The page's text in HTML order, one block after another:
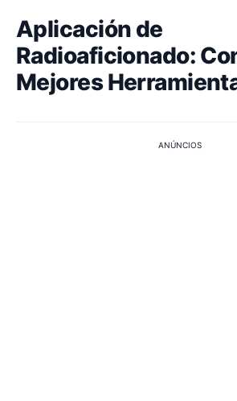
Aplicación de
Radioaficionado:
Mejores
ANÚNCIOS